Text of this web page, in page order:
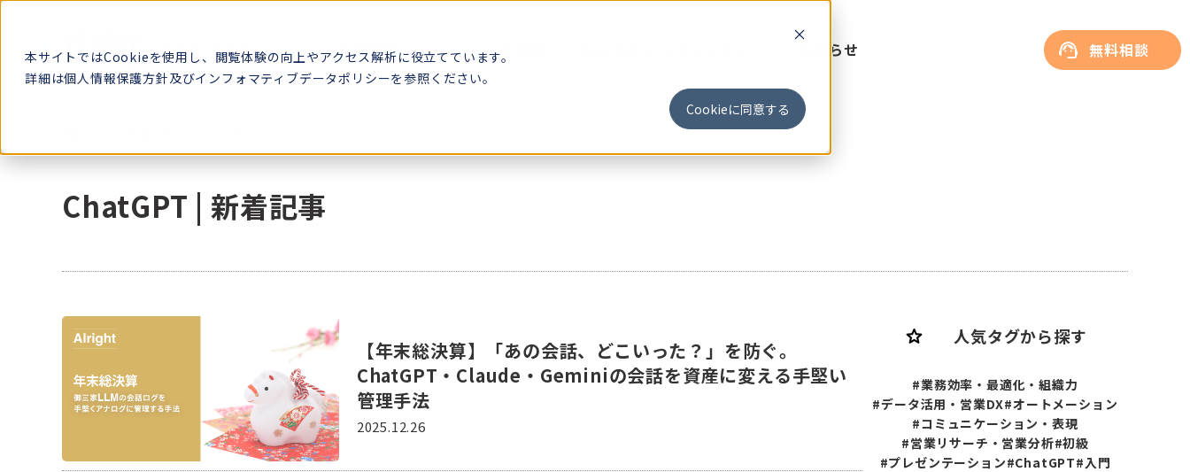
本サイトではCookieを使用し、閲覧体験の向上やアクセス解析に役立てています。
詳細は個人情報保護方針及びインフォマティブデータポリシーを参照ください。
Cookieに同意する
Alright -オールライト-
AIがいれば全部大丈夫！営業・マーケ向けAIメディア
新着記事 AIツール情報 お知らせ 無料相談
ChatGPT | 新着記事
【年末総決算】「あの会話、どこいった？」を防ぐ。
ChatGPT・Claude・Geminiの会話を資産に変える手堅い
管理手法
2025.12.26
star 人気タグから探す
#業務効率・最適化・組織力
#データ活用・営業DX#オートメーション
#コミュニケーション・表現
#営業リサーチ・営業分析#初級
#プレゼンテーション#ChatGPT#入門